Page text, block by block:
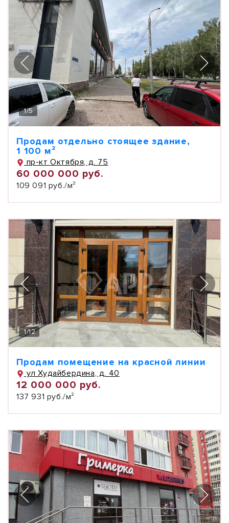
1/5
Продам отдельно стоящее здание,
1 100 м²
пр-кт Октября, д. 75
60 000 000 руб.
109 091 руб./м²
1/12
Продам помещение на красной линии
ул Худайбердина, д. 40
12 000 000 руб.
137 931 руб./м²